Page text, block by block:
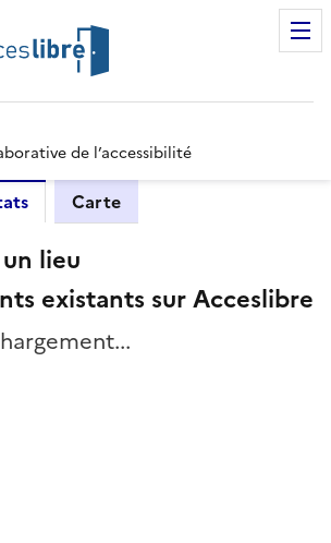
de l’accessibilité
Carte
lieu
existants sur Acceslibre